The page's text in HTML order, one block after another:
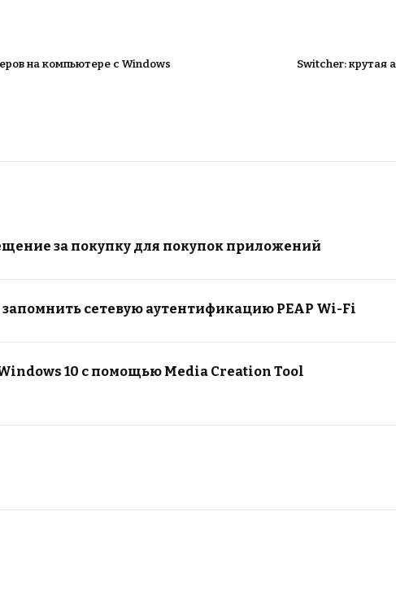
на компьютере с Windows Switcher: крутая
за покупку для покупок приложений
сетевую аутентификацию PEAP Wi-Fi
10 с помощью Media Creation Tool